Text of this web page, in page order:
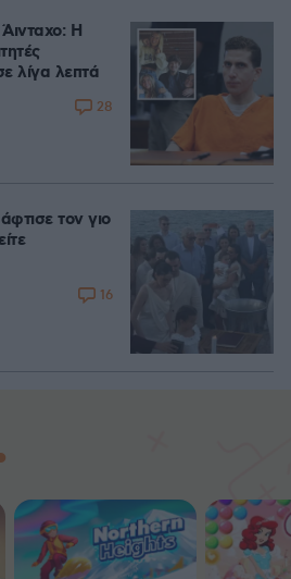
Η
λίγα λεπτά
28
τον γιο
16